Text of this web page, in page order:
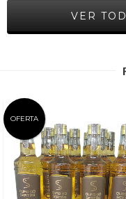
VER
OFERTA